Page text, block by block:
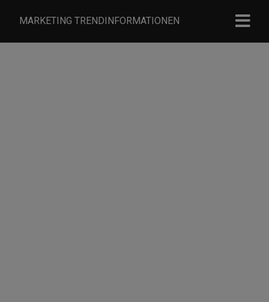
MARKETING TRENDINFORMATIONEN